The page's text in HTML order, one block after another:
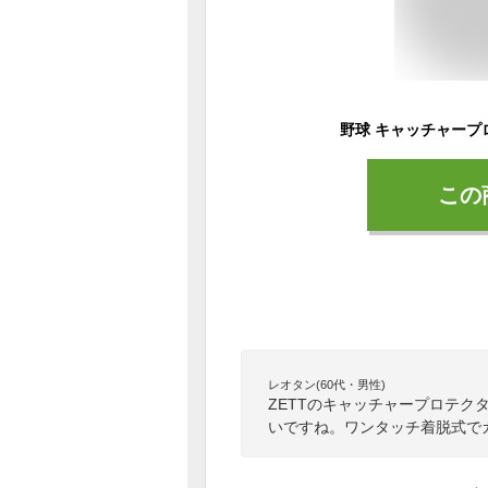
こ
レオタン(60代・男性)
ZETTのキャッチャープロテク
いですね。ワンタッチ着脱式